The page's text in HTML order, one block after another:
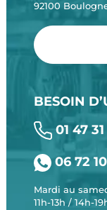
92100
BESOIN
01 47
06 72 10
Mardi au
11h-13h / 14h-